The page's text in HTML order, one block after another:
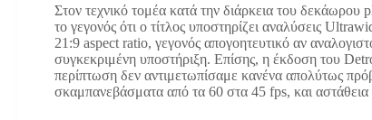
Στον τεχνικό τομέα κατά την διάρκεια του
το γεγονός ότι ο τίτλος υποστηρίζει αναλύσεις
21:9 aspect ratio, γεγονός απογοητευτικό αν
συγκεκριμένη υποστήριξη. Επίσης, η έκδοση του
περίπτωση δεν αντιμετωπίσαμε κανένα απολύτως
σκαμπανεβάσματα από τα 60 στα 45 fps, και αστάθεια